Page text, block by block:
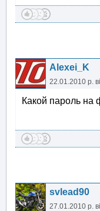
Alexei_K
22.01.2010 р.
Какой пароль на
svlead90
27.01.2010 р.